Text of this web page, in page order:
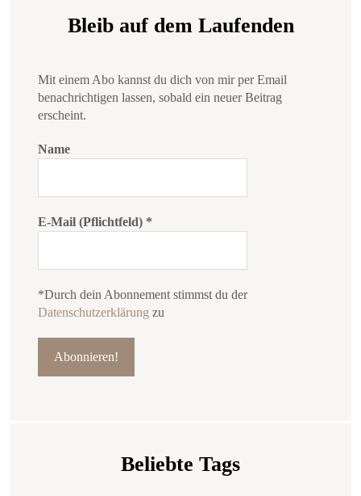
Bleib auf dem Laufenden
Mit einem Abo kannst du dich von mir per Email
benachrichtigen lassen, sobald ein neuer Beitrag
erscheint.
Name
E-Mail (Pflichtfeld) *
*Durch dein Abonnement stimmst du der
Datenschutzerklärung zu
Beliebte Tags